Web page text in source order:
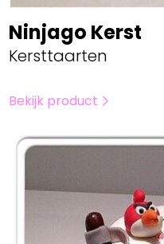
Ninjago Kerst
Kersttaarten
Bekijk product